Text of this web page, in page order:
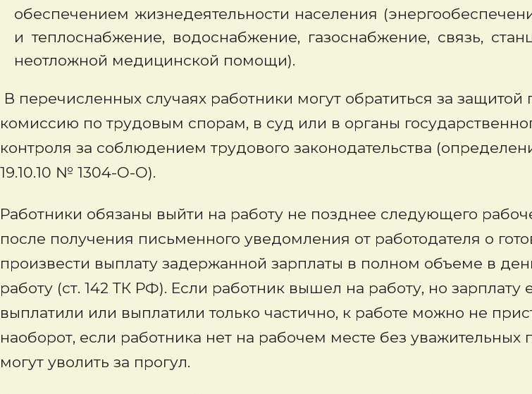
обеспечением жизнедеятельности населения
и теплоснабжение, водоснабжение, газоснабжение, связь,
неотложной медицинской помощи).
В перечисленных случаях работники могут обратиться за защитой
комиссию по трудовым спорам, в суд или в органы
контроля за соблюдением трудового законодательства
19.10.10 № 1304-О-О).
Работники обязаны выйти на работу не позднее следующего
после получения письменного уведомления от работодателя о
произвести выплату задержанной зарплаты в полном объеме в
работу (ст. 142 ТК РФ). Если работник вышел на работу, но зарплату
выплатили или выплатили только частично, к работе можно не
наоборот, если работника нет на рабочем месте без уважительных
могут уволить за прогул.